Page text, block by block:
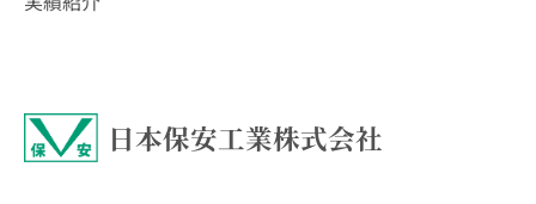
日本保安工業株式会社